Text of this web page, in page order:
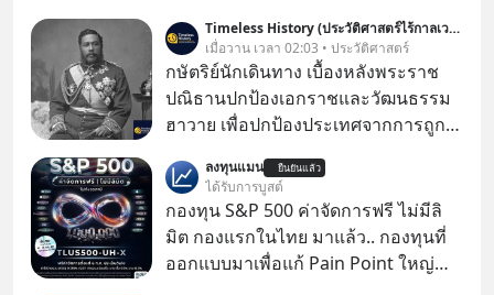
Timeless History (ประวัติศาสตร์ไร้กาลเวลา)
เมื่อวาน เวลา 02:03 • ประวัติศาสตร์
กษัตริย์นักเดินทาง เบื้องหลังพระราช
ปณิธานปกป้องเอกราชและวัฒนธรรม
ฮาวาย เพื่อปกป้องประเทศจากการถูก
ฮาวายไว้ “พระเจ้าคาลาคาอัวแห่ง
ฮาวาย (Kalākaua)” พระมหากษัตริย์
พระองค์สุดท้ายแห่งราชอาณาจักร
ฮาวาย ได้เสด็จพระราชดำเนินเยือนรอบ
ลงทุนแมน ยืนยันแล้ว
ได้รับการบูสต์
กองทุน S&P 500 ค่าจัดการฟรี ไม่มีลิ
มิต กองแรกในไทย มาแล้ว.. กองทุนที่
ออกแบบมาเพื่อแก้ Pain Point ใหญ่